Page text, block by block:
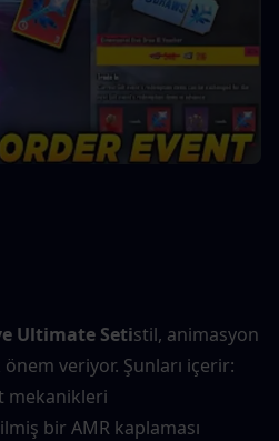
Ultimate Setistil, animasyon
veriyor. Şunları içerir:
mekanikleri
bir AMR kaplaması